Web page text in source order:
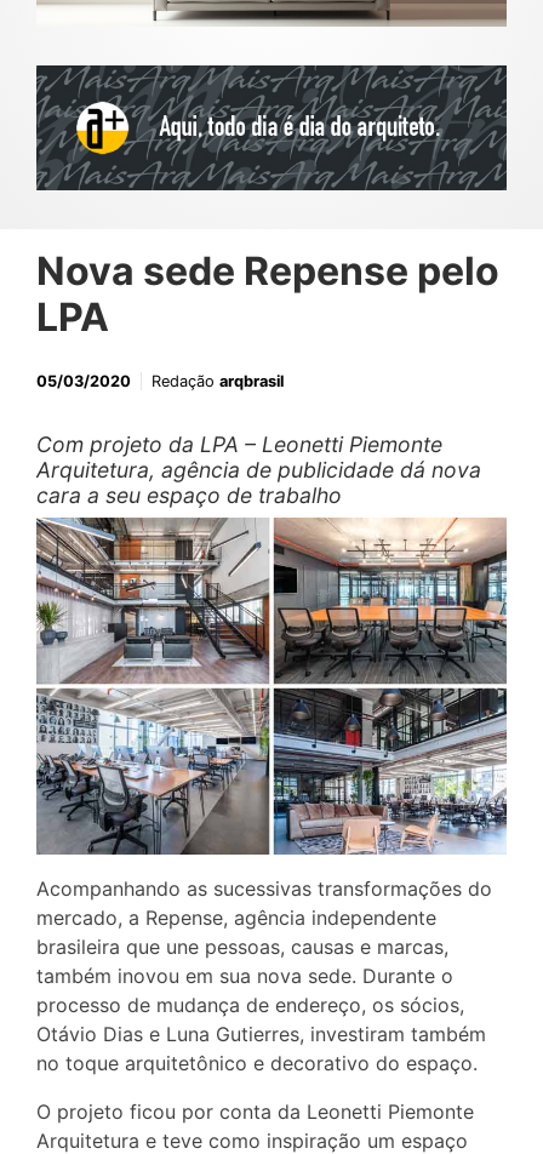
Nova sede Repense pelo
LPA
05/03/2020 Redação arqbrasil
Com projeto da LPA – Leonetti Piemonte
Arquitetura, agência de publicidade dá nova
cara a seu espaço de trabalho
Acompanhando as sucessivas transformações do
mercado, a Repense, agência independente
brasileira que une pessoas, causas e marcas,
também inovou em sua nova sede. Durante o
processo de mudança de endereço, os sócios,
Otávio Dias e Luna Gutierres, investiram também
no toque arquitetônico e decorativo do espaço.
O projeto ficou por conta da Leonetti Piemonte
Arquitetura e teve como inspiração um espaço